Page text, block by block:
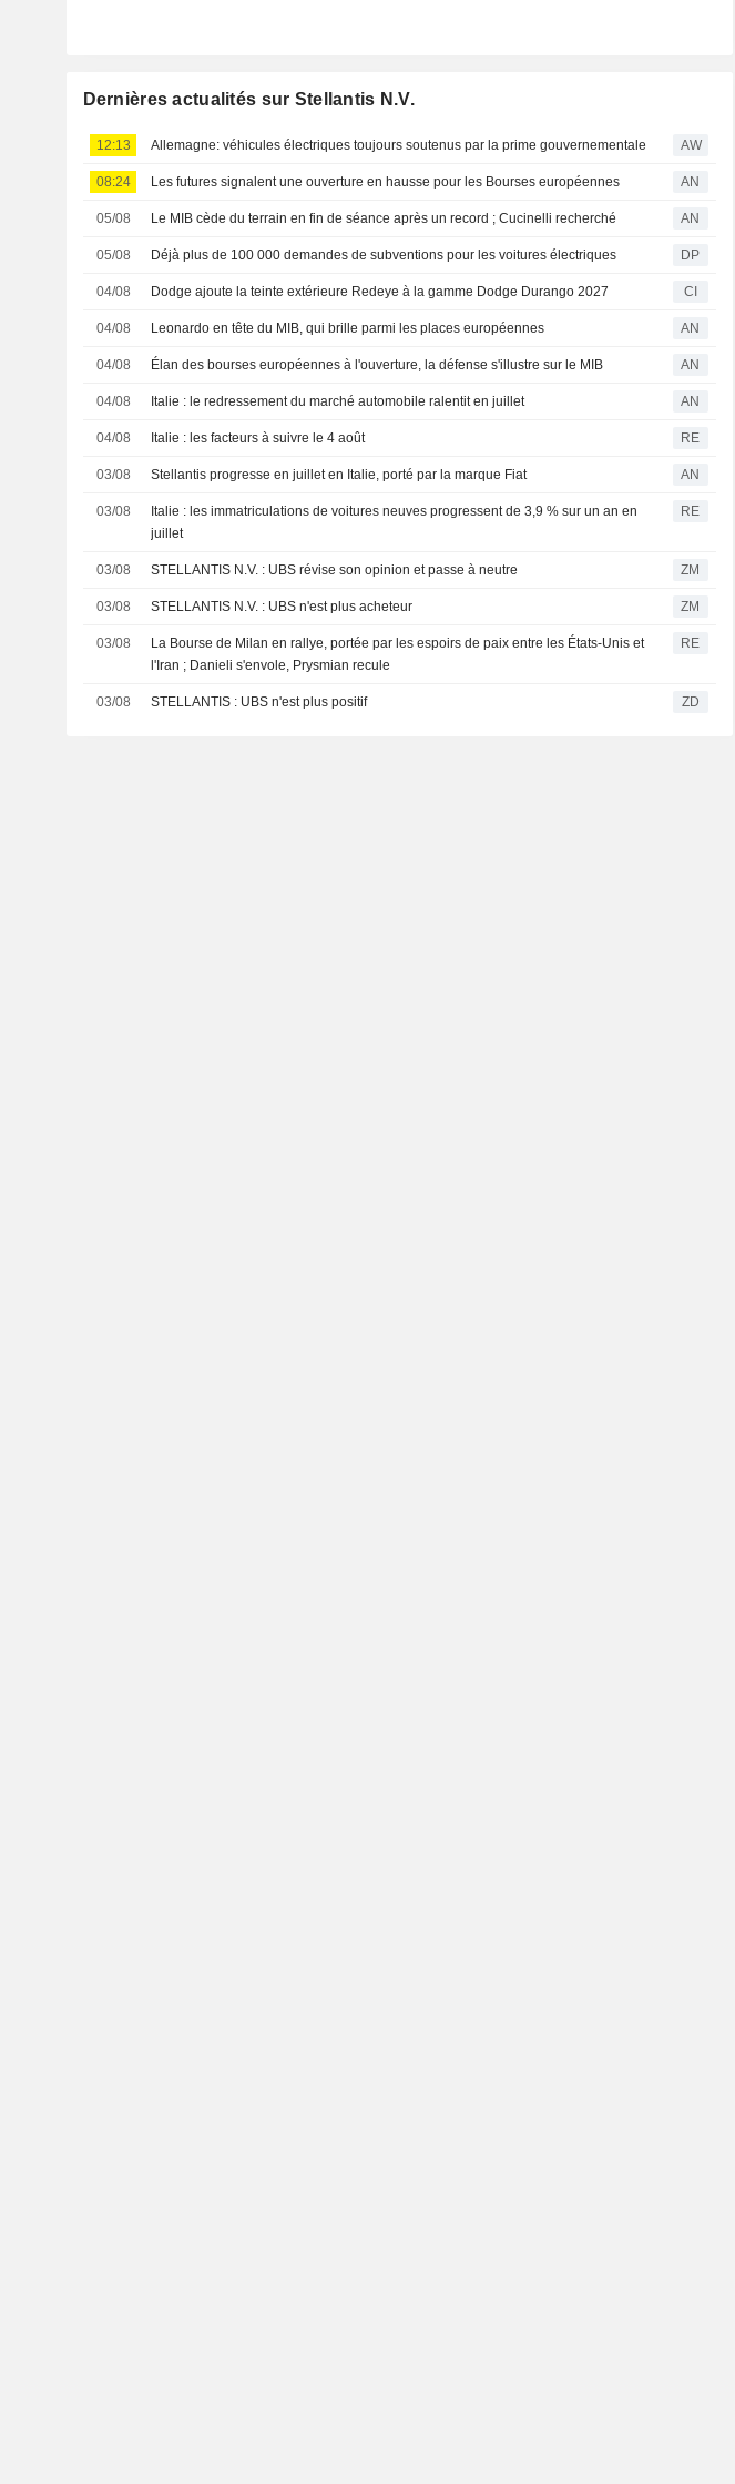
Dernières actualités sur Stellantis N.V.
12:13 Allemagne: véhicules électriques toujours soutenus par la prime gouvernementale AW
08:24 Les futures signalent une ouverture en hausse pour les Bourses européennes AN
05/08 Le MIB cède du terrain en fin de séance après un record ; Cucinelli recherché AN
05/08 Déjà plus de 100 000 demandes de subventions pour les voitures électriques DP
04/08 Dodge ajoute la teinte extérieure Redeye à la gamme Dodge Durango 2027 CI
04/08 Leonardo en tête du MIB, qui brille parmi les places européennes AN
04/08 Élan des bourses européennes à l'ouverture, la défense s'illustre sur le MIB AN
04/08 Italie : le redressement du marché automobile ralentit en juillet AN
04/08 Italie : les facteurs à suivre le 4 août RE
03/08 Stellantis progresse en juillet en Italie, porté par la marque Fiat AN
03/08
Italie : les immatriculations de voitures neuves progressent de 3,9 % sur un an en
juillet
RE
03/08 STELLANTIS N.V. : UBS révise son opinion et passe à neutre ZM
03/08 STELLANTIS N.V. : UBS n'est plus acheteur ZM
03/08
La Bourse de Milan en rallye, portée par les espoirs de paix entre les États-Unis et
l'Iran ; Danieli s'envole, Prysmian recule
RE
03/08 STELLANTIS : UBS n'est plus positif ZD